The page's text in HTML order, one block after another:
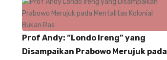
Prof Andy: “Londo Ireng” yang
Disampaikan Prabowo Merujuk pada